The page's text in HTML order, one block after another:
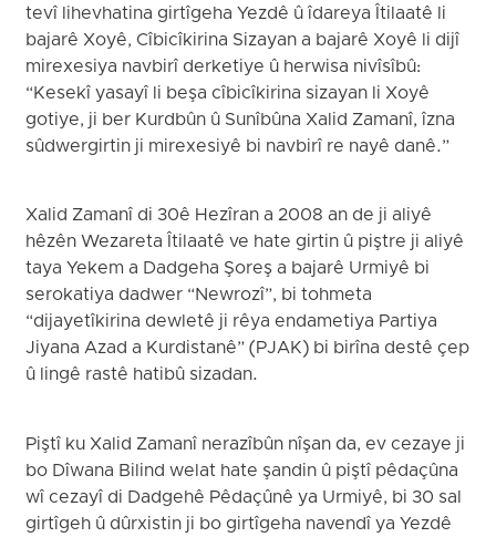
tevî lihevhatina girtîgeha Yezdê û îdareya Îtilaatê li
bajarê Xoyê, Cîbicîkirina Sizayan a bajarê Xoyê li dijî
mirexesiya navbirî derketiye û herwisa nivîsîbû:
“Kesekî yasayî li beşa cîbicîkirina sizayan li Xoyê
gotiye, ji ber Kurdbûn û Sunîbûna Xalid Zamanî, îzna
sûdwergirtin ji mirexesiyê bi navbirî re nayê danê.”
Xalid Zamanî di 30ê Hezîran a 2008 an de ji aliyê
hêzên Wezareta Îtilaatê ve hate girtin û piştre ji aliyê
taya Yekem a Dadgeha Şoreş a bajarê Urmiyê bi
serokatiya dadwer “Newrozî”, bi tohmeta
“dijayetîkirina dewletê ji rêya endametiya Partiya
Jiyana Azad a Kurdistanê” (PJAK) bi birîna destê çep
û lingê rastê hatibû sizadan.
Piştî ku Xalid Zamanî nerazîbûn nîşan da, ev cezaye ji
bo Dîwana Bilind welat hate şandin û piştî pêdaçûna
wî cezayî di Dadgehê Pêdaçûnê ya Urmiyê, bi 30 sal
girtîgeh û dûrxistin ji bo girtîgeha navendî ya Yezdê